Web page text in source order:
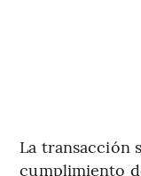
La transacción
cumplimiento